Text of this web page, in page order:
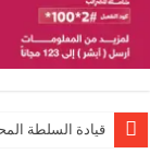
قيادة السلطة